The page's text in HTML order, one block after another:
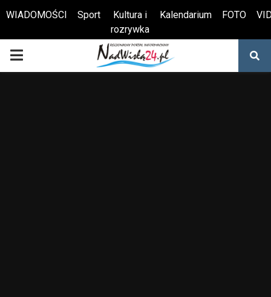
Otwórz pasek narzędzi
WIADOMOŚCI Sport
Kultura i
rozrywka
Kalendarium FOTO
PRIMARY